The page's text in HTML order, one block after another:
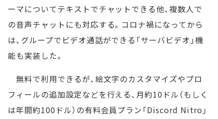
ーマについてテキストでチャットできる他、複数人で
の音声チャットにも対応する。コロナ禍になってから
は、グループでビデオ通話ができる「サーバビデオ」機
能も実装した。
無料で利用できるが、絵文字のカスタマイズやプロ
フィールの追加設定などを行える、月約10ドル（もしく
は年間約100ドル）の有料会員プラン「Discord Nitro」